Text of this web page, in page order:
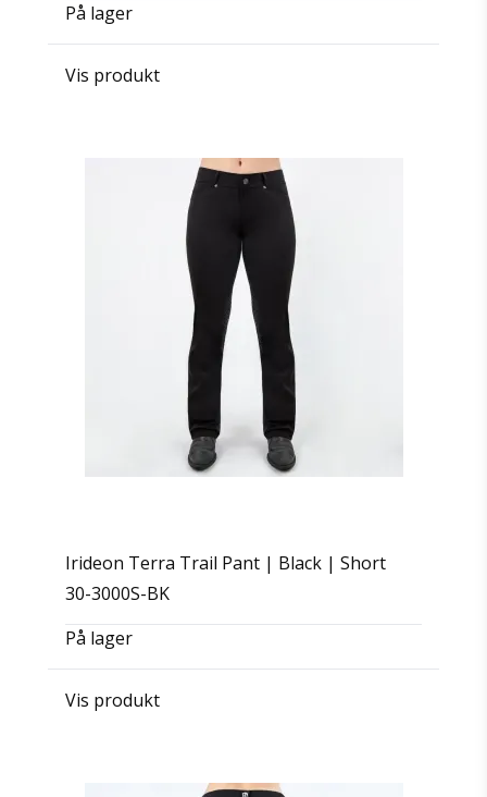
På lager
Vis produkt
Irideon Terra Trail Pant | Black | Short
30-3000S-BK
På lager
Vis produkt